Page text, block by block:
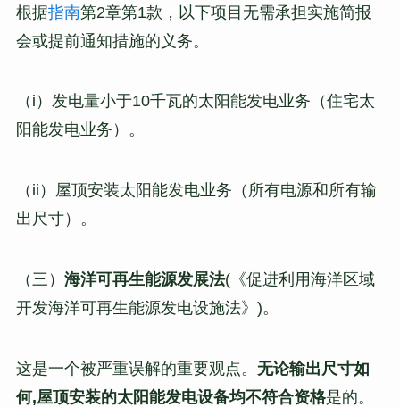
根据指南第2章第1款，以下项目无需承担实施简报
会或提前通知措施的义务。
（i）发电量小于10千瓦的太阳能发电业务（住宅太
阳能发电业务）。
（ii）屋顶安装太阳能发电业务（所有电源和所有输
出尺寸）。
（三） 海洋可再生能源发展法(《促进利用海洋区域
开发海洋可再生能源发电设施法》)。
这是一个被严重误解的重要观点。 无论输出尺寸如
何,屋顶安装的太阳能发电设备均不符合资格是的。